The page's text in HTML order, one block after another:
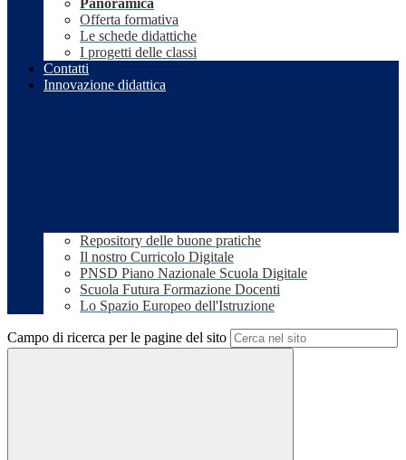
Panoramica
Offerta formativa
Le schede didattiche
I progetti delle classi
Contatti
Innovazione didattica
Repository delle buone pratiche
Il nostro Curricolo Digitale
PNSD Piano Nazionale Scuola Digitale
Scuola Futura Formazione Docenti
Lo Spazio Europeo dell'Istruzione
Campo di ricerca per le pagine del sito